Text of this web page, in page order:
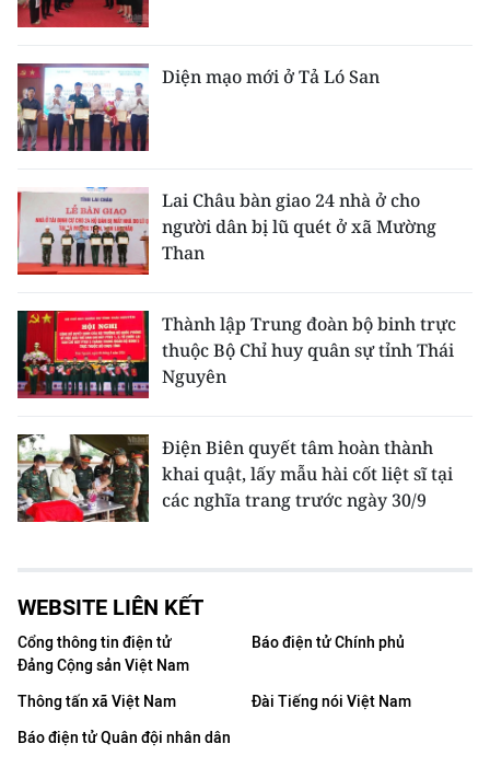
Diện mạo mới ở Tả Ló San
Lai Châu bàn giao 24 nhà ở cho
người dân bị lũ quét ở xã Mường
Than
Thành lập Trung đoàn bộ binh trực
thuộc Bộ Chỉ huy quân sự tỉnh Thái
Nguyên
Điện Biên quyết tâm hoàn thành
khai quật, lấy mẫu hài cốt liệt sĩ tại
các nghĩa trang trước ngày 30/9
WEBSITE LIÊN KẾT
Cổng thông tin điện tử
Đảng Cộng sản Việt Nam
Báo điện tử Chính phủ
Thông tấn xã Việt Nam
Đài Tiếng nói Việt Nam
Báo điện tử Quân đội nhân dân